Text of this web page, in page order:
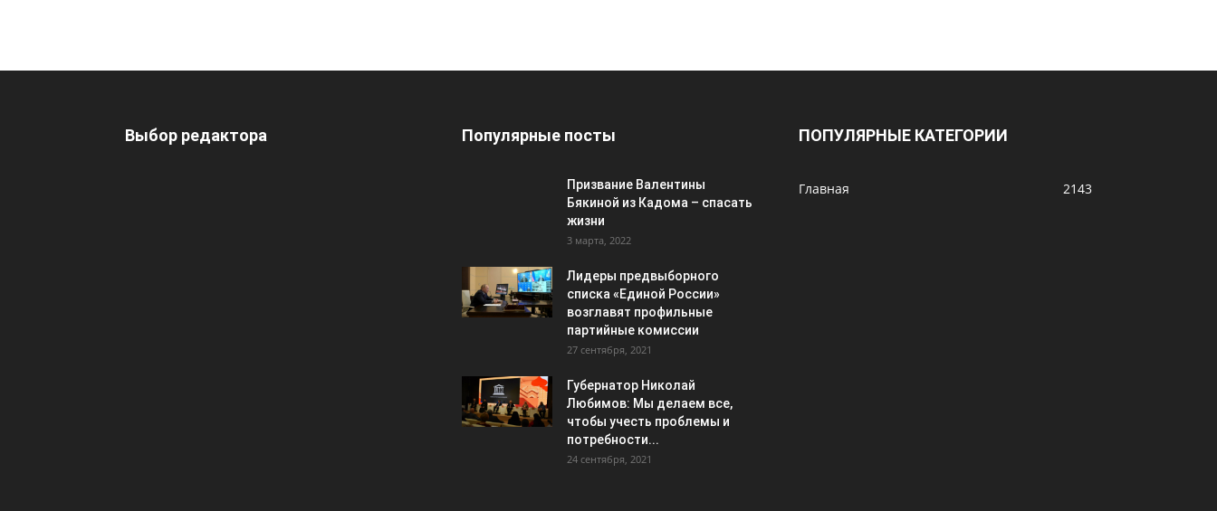
Выбор редактора Популярные посты
Призвание Валентины
Бякиной из Кадома – спасать
жизни
3 марта, 2022
Лидеры предвыборного
списка «Единой России»
возглавят профильные
партийные комиссии
27 сентября, 2021
Губернатор Николай
Любимов: Мы делаем все,
чтобы учесть проблемы и
потребности...
24 сентября, 2021
ПОПУЛЯРНЫЕ КАТЕГОРИИ
Главная 2143